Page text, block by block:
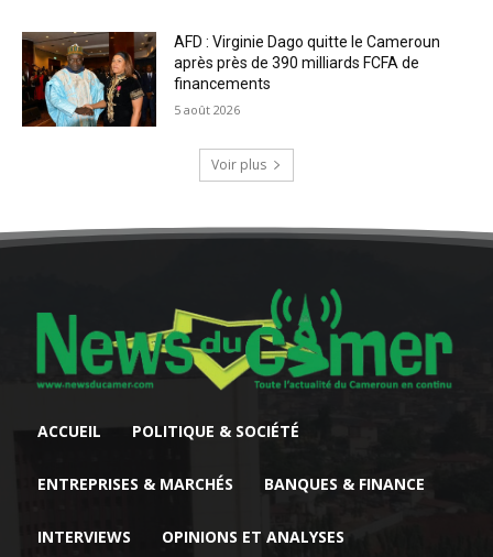
AFD : Virginie Dago quitte le Cameroun
après près de 390 milliards FCFA de
financements
5 août 2026
Voir plus
ACCUEIL POLITIQUE & SOCIÉTÉ
ENTREPRISES & MARCHÉS BANQUES & FINANCE
INTERVIEWS OPINIONS ET ANALYSES